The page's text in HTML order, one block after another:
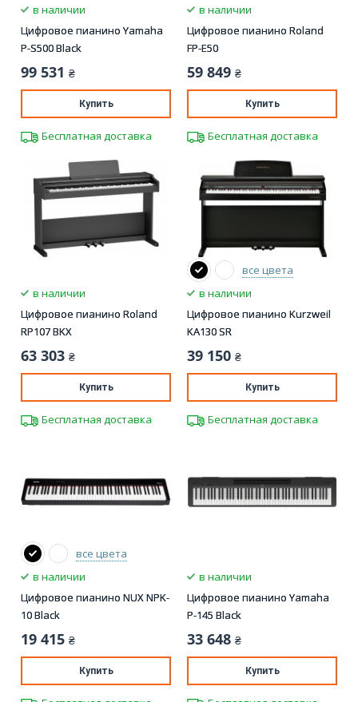
в наличии
Цифровое пианино Yamaha
P-S500 Black
99 531 ₴
Купить
Бесплатная доставка
в наличии
Цифровое пианино Roland
FP-E50
59 849 ₴
Купить
Бесплатная доставка
в наличии
Цифровое пианино Roland
RP107 BKX
63 303 ₴
Купить
Бесплатная доставка
все цвета
в наличии
Цифровое пианино Kurzweil
KA130 SR
39 150 ₴
Купить
Бесплатная доставка
все цвета
в наличии
Цифровое пианино NUX NPK-
10 Black
19 415 ₴
Купить
в наличии
Цифровое пианино Yamaha
P-145 Black
33 648 ₴
Купить